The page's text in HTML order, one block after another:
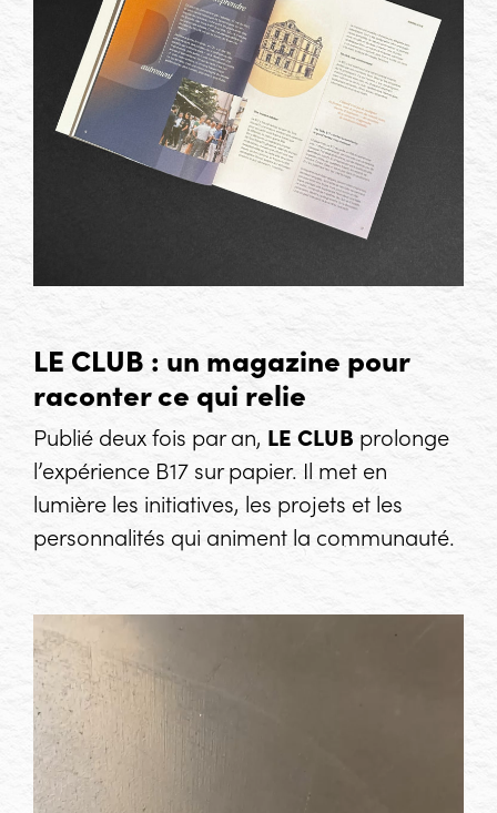
LE CLUB : un magazine pour
raconter ce qui relie
Publié deux fois par an, LE CLUB prolonge
l’expérience B17 sur papier. Il met en
lumière les initiatives, les projets et les
personnalités qui animent la communauté.